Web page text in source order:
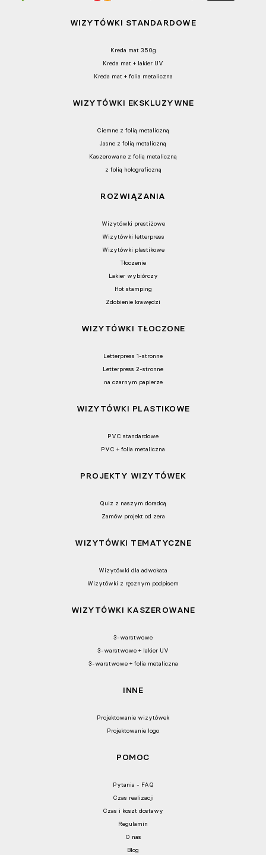
WIZYTÓWKI STANDARDOWE
Kreda mat 350g
Kreda mat + lakier UV
Kreda mat + folia metaliczna
WIZYTÓWKI EKSKLUZYWNE
Ciemne z folią metaliczną
Jasne z folią metaliczną
Kaszerowane z folią metaliczną
z folią holograficzną
ROZWIĄZANIA
Wizytówki prestiżowe
Wizytówki letterpress
Wizytówki plastikowe
Tłoczenie
Lakier wybiórczy
Hot stamping
Zdobienie krawędzi
WIZYTÓWKI TŁOCZONE
Letterpress 1-stronne
Letterpress 2-stronne
na czarnym papierze
WIZYTÓWKI PLASTIKOWE
PVC standardowe
PVC + folia metaliczna
PROJEKTY WIZYTÓWEK
Quiz z naszym doradcą
Zamów projekt od zera
WIZYTÓWKI TEMATYCZNE
Wizytówki dla adwokata
Wizytówki z ręcznym podpisem
WIZYTÓWKI KASZEROWANE
3-warstwowe
3-warstwowe + lakier UV
3-warstwowe + folia metaliczna
INNE
Projektowanie wizytówek
Projektowanie logo
POMOC
Pytania - FAQ
Czas realizacji
Czas i koszt dostawy
Regulamin
O nas
Blog